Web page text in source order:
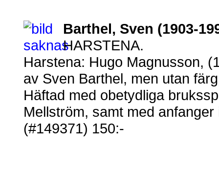
Barthel, Sven (1903-
HARSTENA.
Harstena: Hugo Magnusson,
av Sven Barthel, men utan
Häftad med obetydliga
Mellström, samt med anfanger
(#149371) 150:-